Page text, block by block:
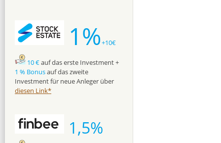
1%+10€
10 €auf das erste Investment +
1 % Bonusauf das zweite
Investment für neue Anleger über
diesen Link*
1,5%